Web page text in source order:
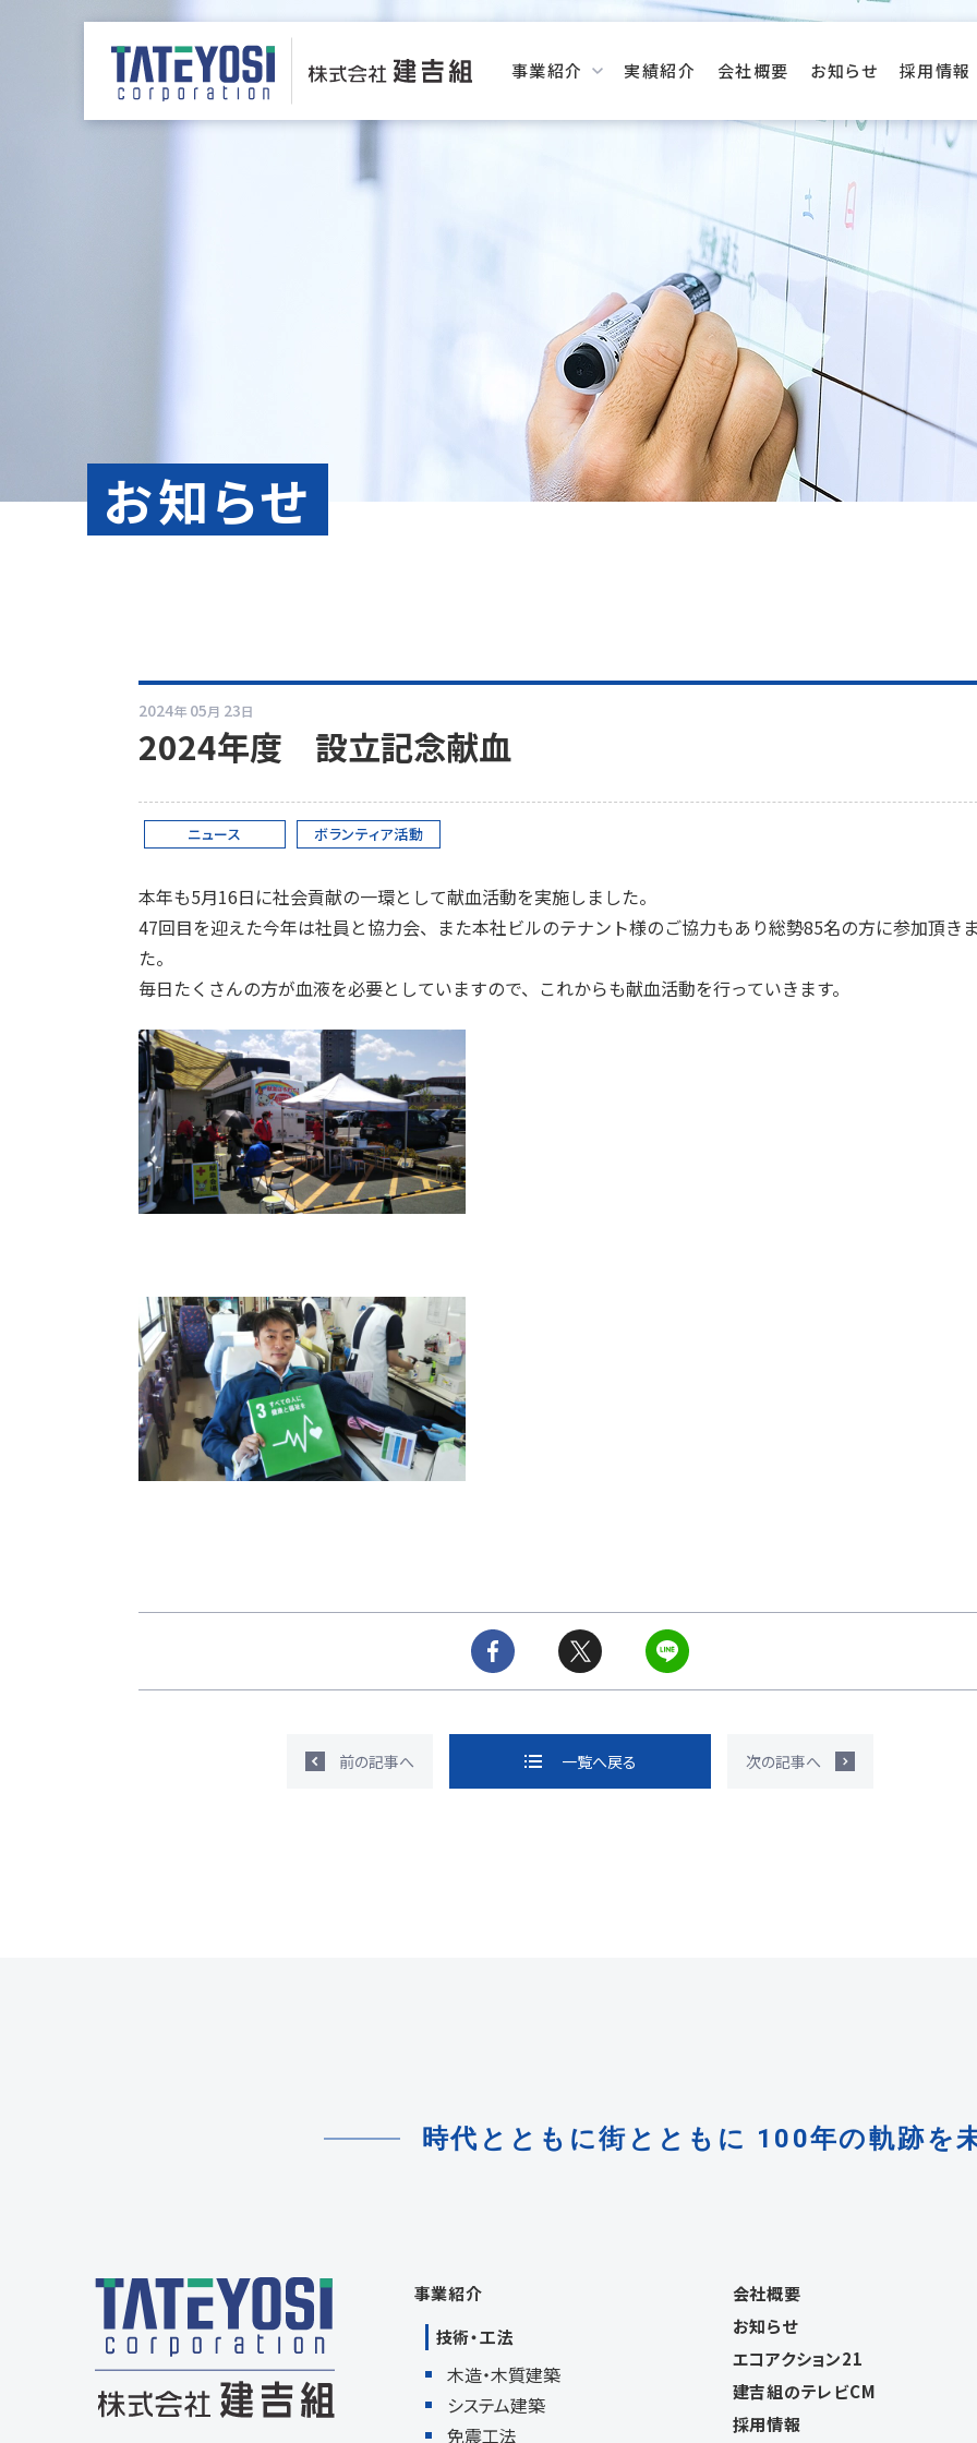
事業紹介 実績紹介 会社概要 お知らせ 採用情報
お知らせ
2024年 05月 23日
2024年度 設立記念献血
ニュース ボランティア活動
本年も5月16日に社会貢献の一環として献血活動を実施しました。
47回目を迎えた今年は社員と協力会、また本社ビルのテナント様のご協力もあり総勢85名の方に参加頂き
た。
毎日たくさんの方が血液を必要としていますので、これからも献血活動を行っていきます。
一覧へ戻る
前の記事へ 次の記事へ
時代とともに街とともに 100年の軌跡を
事業紹介
技術・工法
木造・木質建築
システム建築
免震工法
会社概要
お知らせ
エコアクション21
建吉組のテレビCM
採用情報